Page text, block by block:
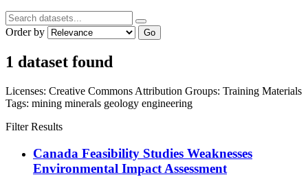
Order by Go
1 dataset found
Licenses: Creative Commons Attribution Groups: Training Materials
Tags: mining minerals geology engineering
Filter Results
Canada Feasibility Studies Weaknesses
Environmental Impact Assessment